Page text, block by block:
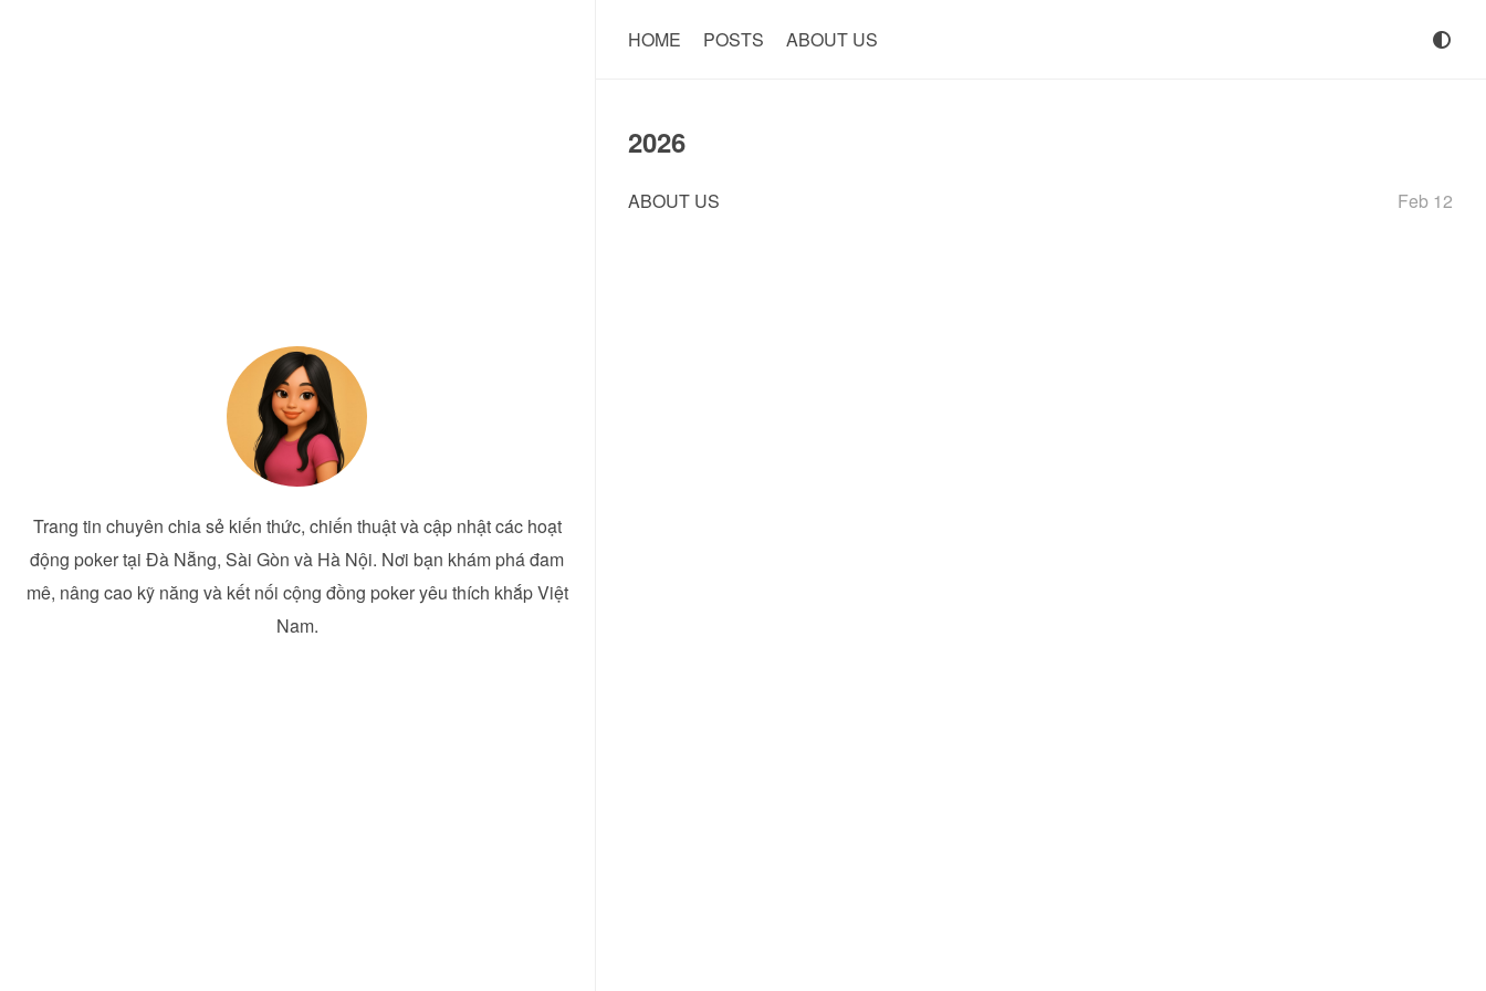
Trang tin chuyên chia sẻ kiến thức, chiến thuật và cập nhật các hoạt
động poker tại Đà Nẵng, Sài Gòn và Hà Nội. Nơi bạn khám phá đam
mê, nâng cao kỹ năng và kết nối cộng đồng poker yêu thích khắp Việt
Nam.
HOME POSTS ABOUT US
2026
ABOUT US Feb 12